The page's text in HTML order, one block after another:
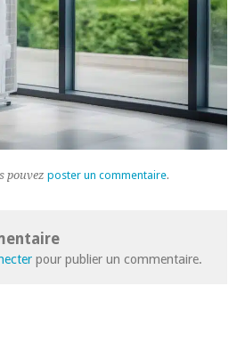
pouvez poster un commentaire.
pour publier un commentaire.